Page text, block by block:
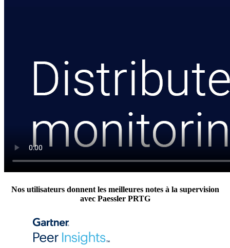
Nos utilisateurs donnent les meilleures notes à la supervision
avec Paessler PRTG